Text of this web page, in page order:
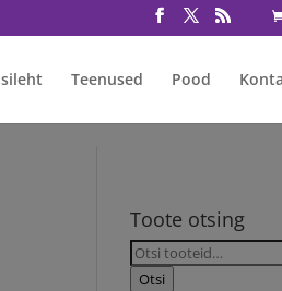
consent has been granted
Teenused Pood
Toote otsing
Otsi:
Otsi